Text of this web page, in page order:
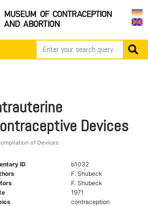
Devices
of Devices
ID
b1032
F. Shubeck
F. Shubeck
1971
contraception